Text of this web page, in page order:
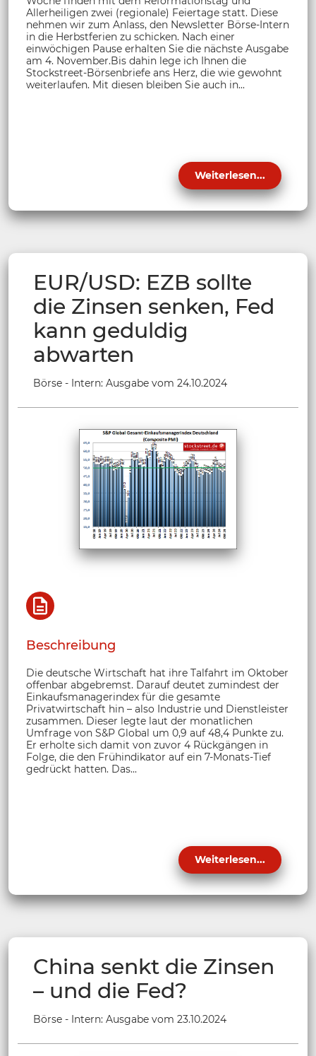
Allerheiligen zwei (regionale) Feiertage statt. Diese
nehmen wir zum Anlass, den Newsletter Börse-Intern
in die Herbstferien zu schicken. Nach einer
einwöchigen Pause erhalten Sie die nächste Ausgabe
am 4. November.Bis dahin lege ich Ihnen die
Stockstreet-Börsenbriefe ans Herz, die wie gewohnt
weiterlaufen. Mit diesen bleiben Sie auch in...
Weiterlesen...
EUR/USD: EZB sollte
die Zinsen senken, Fed
kann geduldig
abwarten
Börse - Intern: Ausgabe vom 24.10.2024
Beschreibung
Die deutsche Wirtschaft hat ihre Talfahrt im Oktober
offenbar abgebremst. Darauf deutet zumindest der
Einkaufsmanagerindex für die gesamte
Privatwirtschaft hin – also Industrie und Dienstleister
zusammen. Dieser legte laut der monatlichen
Umfrage von S&P Global um 0,9 auf 48,4 Punkte zu.
Er erholte sich damit von zuvor 4 Rückgängen in
Folge, die den Frühindikator auf ein 7-Monats-Tief
gedrückt hatten. Das...
Weiterlesen...
China senkt die Zinsen
– und die Fed?
Börse - Intern: Ausgabe vom 23.10.2024